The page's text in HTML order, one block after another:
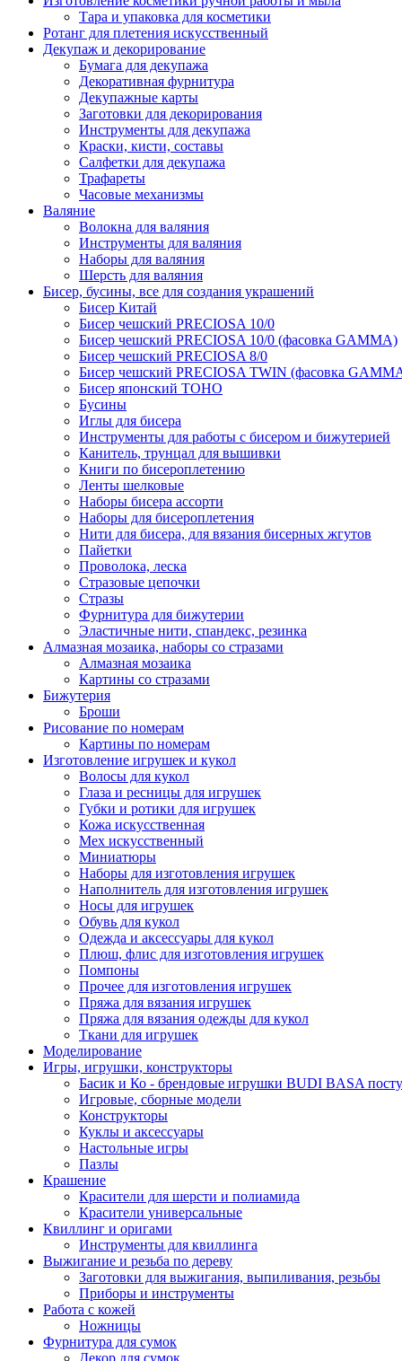
Тара и упаковка для косметики
Ротанг для плетения искусственный
Декупаж и декорирование
Бумага для декупажа
Декоративная фурнитура
Декупажные карты
Заготовки для декорирования
Инструменты для декупажа
Краски, кисти, составы
Салфетки для декупажа
Трафареты
Часовые механизмы
Валяние
Волокна для валяния
Инструменты для валяния
Наборы для валяния
Шерсть для валяния
Бисер, бусины, все для создания украшений
Бисер Китай
Бисер чешский PRECIOSA 10/0
Бисер чешский PRECIOSA 10/0 (фасовка GAMMA)
Бисер чешский PRECIOSA 8/0
Бисер чешский PRECIOSA TWIN (фасовка
Бисер японский TOHO
Бусины
Иглы для бисера
Инструменты для работы с бисером и бижутерией
Канитель, трунцал для вышивки
Книги по бисероплетению
Ленты шелковые
Наборы бисера ассорти
Наборы для бисероплетения
Нити для бисера, для вязания бисерных жгутов
Пайетки
Проволока, леска
Стразовые цепочки
Стразы
Фурнитура для бижутерии
Эластичные нити, спандекс, резинка
Алмазная мозаика, наборы со стразами
Алмазная мозаика
Картины co стразами
Бижутерия
Броши
Рисование по номерам
Картины по номерам
Изготовление игрушек и кукол
Волосы для кукол
Глаза и ресницы для игрушек
Губки и ротики для игрушек
Кожа искусственная
Мех искусственный
Миниатюры
Наборы для изготовления игрушек
Наполнитель для изготовления игрушек
Носы для игрушек
Обувь для кукол
Одежда и аксессуары для кукол
Плюш, флис для изготовления игрушек
Помпоны
Прочее для изготовления игрушек
Пряжа для вязания игрушек
Пряжа для вязания одежды для кукол
Ткани для игрушек
Моделирование
Игры, игрушки, конструкторы
Басик и Ко - брендовые игрушки BUDI BASA
Игровые, сборные модели
Конструкторы
Куклы и аксессуары
Настольные игры
Пазлы
Крашение
Красители для шерсти и полиамида
Красители универсальные
Квиллинг и оригами
Инструменты для квиллинга
Выжигание и резьба по дереву
Заготовки для выжигания, выпиливания, резьбы
Приборы и инструменты
Работа с кожей
Ножницы
Фурнитура для сумок
Декор для сумок